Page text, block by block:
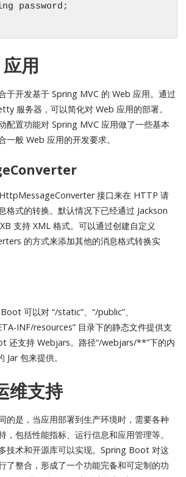
password;
用
于开发基于 Spring MVC 的 Web 应用。通过
服务器，可以简化对 Web 应用的部署。
配置功能对 Spring MVC 应用做了一些基本
一般 Web 应用的开发要求。
接口来在 HTTP 请
格式的转换。默认情况下已经通过 Jackson
支持 XML 格式。可以通过创建自定义
的方式来添加其他的消息格式转换实
可以对 “/static”、“/public”、
INF/resources” 目录下的静态文件提供支
还支持 Webjars。路径“/webjars/**”下的内
包来提供。
维支持
的是，当应用部署到生产环境时，需要各种
，包括性能指标、运行信息和应用管理等。
技术和开源库可以实现。Spring Boot 对这
了整合，形成了一个功能完备和可定制的功